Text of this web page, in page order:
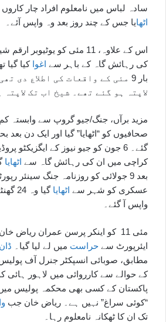
سادہ لباس میں نامعلوم افراد چار
اٹھایا جس کے چند روز بعد وہ واپس آئے۔
اس کے علاوہ، 11 مئی کو
کی رہائش گاہ کے باہر سے اغوا کیا گیا
بار 9 مئی کے واقعات کی اطلاع دی
لاپتہ ہو گئے تھے۔ شیخ اب تک لاپتہ
مزید برآں، جنگ/جیو گروپ سے وابستہ
صحافیوں کو “اٹھایا” گیا اور ایک دن
گئے۔ 6 جون کو جیو نیوز کے ایگزیکٹو
کراچی میں ان کی رہائش گاہ سے اٹھایا
بعد 9 جولائی کو روزنامہ جنگ سینئر
عسکری کو شہر سے اٹھایا
گیا
واپس آ گئے۔
مئی 11 کو اینکر پرسن عمران ریاض
ایئرپورٹ سے حراست میں لے لیا گیا۔ ڈان
مطابق، صوبائی انسپکٹر جنرل آف
کے حوالے سے کارروائی میں لاہور ہائی
پاکستان کے کسی بھی محکمہ پولیس میں
“کوئی سراغ” نہیں ہے۔ ریاض خان جب
تک ان کا ٹھکانہ نامعلوم رہا۔